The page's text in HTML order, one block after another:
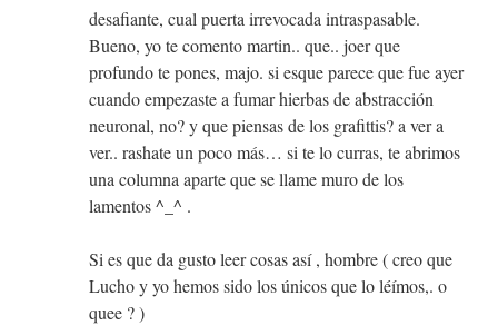
desafiante, cual puerta irrevocada intraspasable.
Bueno, yo te comento martin.. que.. joer que
profundo te pones, majo. si esque parece que fue ayer
cuando empezaste a fumar hierbas de abstracción
neuronal, no? y que piensas de los grafittis? a ver a
ver.. rashate un poco más… si te lo curras, te abrimos
una columna aparte que se llame muro de los
lamentos ^_^ .
Si es que da gusto leer cosas así , hombre ( creo que
Lucho y yo hemos sido los únicos que lo léímos,. o
quee ? )